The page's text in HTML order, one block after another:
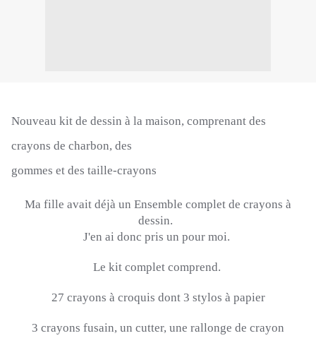
Nouveau kit de dessin à la maison, comprenant des
crayons de charbon, des
gommes et des taille-crayons
Ma fille avait déjà un Ensemble complet de crayons à
dessin.
J'en ai donc pris un pour moi.
Le kit complet comprend.
27 crayons à croquis dont 3 stylos à papier
3 crayons fusain, un cutter, une rallonge de crayon